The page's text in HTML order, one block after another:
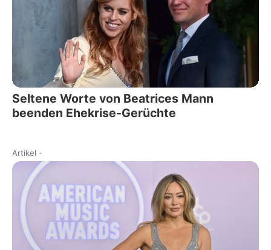
Seltene Worte von Beatrices Mann
beenden Ehekrise-Gerüchte
Artikel -